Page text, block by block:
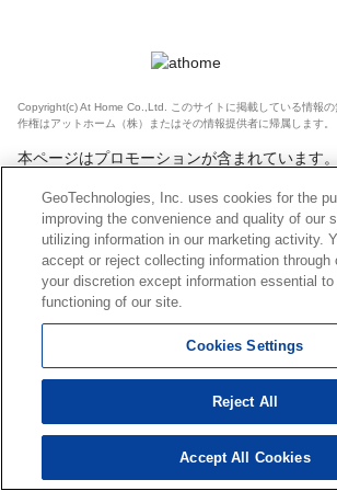
Copyright(c) At Home Co.,Ltd. このサイトに掲載している情報
作権はアットホーム（株）またはその情報提供者に帰属します。
本ページはプロモーションが含まれています。
GeoTechnologies, Inc. uses cookies for the
improving the convenience and quality of our
utilizing information in our marketing activity.
accept or reject collecting information through
your discretion except information essential to
functioning of our site.
Cookies Settings
Reject All
Accept All Cookies